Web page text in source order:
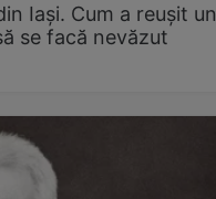
Iași. Cum a reușit un
se facă nevăzut